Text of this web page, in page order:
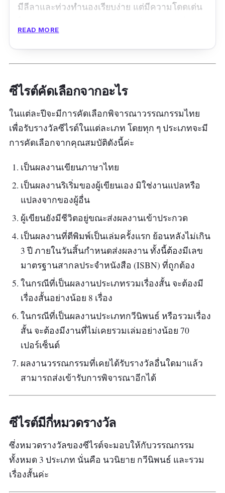
มีลีลาและท่วงทำนองเรียบง่าย แต่มีความโดดเด่น
ให้คุณได้เห็นความหมายของคำว่าบ้านในหลาก
หลายมิติ เป็นบ้านที่ไม่ใช่เพียงแต่ที่อยู่อาศัย
ผู้แต่ง :อังคาร จันทาทิพย์
สำนักพิมพ์ :
สำนักพิมพ์ผจญภัย
รีวิว : ยังไม่พบรีวิว
READ MORE
ซีไรต์คัดเลือกจากอะไร
ในแต่ละปีจะมีการคัดเลือกพิจารณาวรรณกรรมไทย
เพื่อรับรางวัลซีไรต์ในแต่ละเภท โดยทุก ๆ ประเภทจะมี
การคัดเลือกจากคุณสมบัติดังนี้ค่ะ
เป็นผลงานเขียนภาษาไทย
เป็นผลงานริเริ่มของผู้เขียนเอง มิใช่งานแปลหรือ
แปลงจากของผู้อื่น
ผู้เขียนยังมีชีวิตอยู่ขณะส่งผลงานเข้าประกวด
เป็นผลงานที่ตีพิมพ์เป็นเล่มครั้งแรก ย้อนหลังไม่เกิน
3 ปี ภายในวันสิ้นกำหนดส่งผลงาน ทั้งนี้ต้องมีเลข
มาตรฐานสากลประจำหนังสือ (ISBN) ที่ถูกต้อง
ในกรณีที่เป็นผลงานประเภทรวมเรื่องสั้น จะต้องมี
เรื่องสั้นอย่างน้อย 8 เรื่อง
ในกรณีที่เป็นผลงานประเภทกวีนิพนธ์ หรือรวมเรื่อง
สั้น จะต้องมีงานที่ไม่เคยรวมเล่มอย่างน้อย 70
เปอร์เซ็นต์
ผลงานวรรณกรรมที่เคยได้รับรางวัลอื่นใดมาแล้ว
สามารถส่งเข้ารับการพิจารณาอีกได้
ซีไรต์มีกี่หมวดรางวัล
ซึ่งหมวดรางวัลของซีไรต์จะมอบให้กับวรรณกรรม
ทั้งหมด 3 ประเภท นั่นคือ นวนิยาย กวีนิพนธ์ และรวม
เรื่องสั้นค่ะ